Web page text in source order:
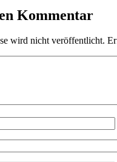
Kommentar
wird nicht veröffentlicht.